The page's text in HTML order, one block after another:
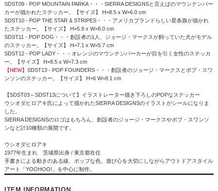
SDST09 - POP MOUNTAIN PARKA・・・SIERRA DESIGNSと言えばのマウンテンパー
カーが描かれたステッカー。【サイズ】 H=8.5 x W=6.0 cm
SDST10 - POP THE STAR & STRIPES・・・アメリカブランドらしい星条旗が描かれ
たステッカー。【サイズ】 H=5.9 x W=8.0 cm
SDST11 - POP DOG・・・創設者の1人、ジョージ・マークスが飼っていた犬がモデル
のステッカー。【サイズ】 H=7.1 x W=5.7 cm
SDST12 - POP LADY・・・オレンジのマウンテンパーカーが目を引く女性のステッカ
ー。【サイズ】 H=8.5 x W=7.3 cm
【NEW】 SDST13 - POP FOUNDERS・・・創設者のジョージ・マークスとボブ・スワ
ンソンのステッカー。【サイズ】 H=6 W=8.1 cm
【SDST03～SDST13について】イラストレーター描き下ろしのPOPなステッカー
ウシオダヒロアキ氏によって描かれたSIERRA DESIGNSのイラストがシールになりま
した。
SIERRA DESIGNSのロゴはもちろん、創設者のジョージ・マークスやボブ・スワンソ
ンなど計10種類の展開です。
ウシオダヒロアキ
1977年生まれ 茨城県出身 / 東京都在住
手書きによる動きのある線、ポップな色、遊び心を大切にしながらアウトドアスタイル
アート「YOOHOO!」を中心に制作。